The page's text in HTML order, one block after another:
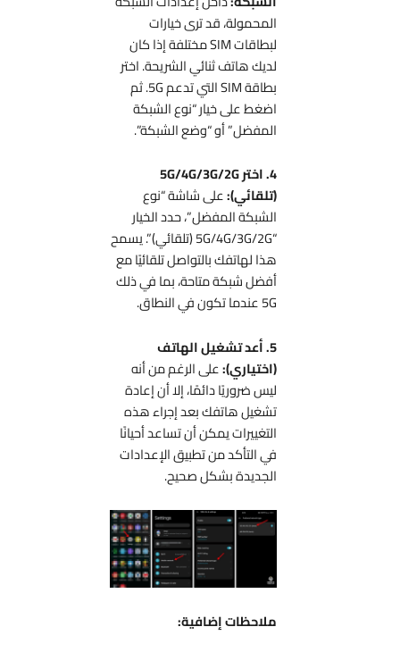
المحمولة، قد ترى خيارات
لبطاقات SIM مختلفة إذا كان
لديك هاتف ثنائي الشريحة. اختر
بطاقة SIM التي تدعم 5G. ثم
اضغط على خيار “نوع الشبكة
المفضل” أو “وضع الشبكة”.
4. اختر 5G/4G/3G/2G
(تلقائي):على شاشة “نوع
الشبكة المفضل”، حدد الخيار
“5G/4G/3G/2G (تلقائي)”. يسمح
هذا لهاتفك بالتواصل تلقائيًا مع
أفضل شبكة متاحة، بما في ذلك
5G عندما تكون في النطاق.
5. أعد تشغيل الهاتف
(اختياري):على الرغم من أنه
ليس ضروريًا دائمًا، إلا أن إعادة
تشغيل هاتفك بعد إجراء هذه
التغييرات يمكن أن تساعد أحيانًا
في التأكد من تطبيق الإعدادات
الجديدة بشكل صحيح.
ملاحظات إضافية: